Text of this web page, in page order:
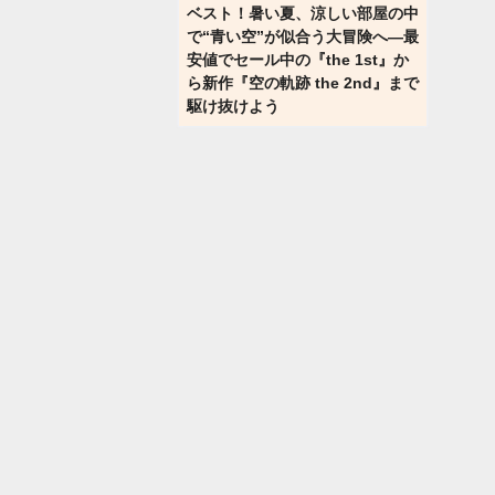
ベスト！暑い夏、涼しい部屋の中
で“青い空”が似合う大冒険へ―最
安値でセール中の『the 1st』か
ら新作『空の軌跡 the 2nd』まで
駆け抜けよう